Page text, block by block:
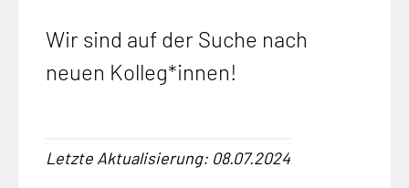
Wir sind auf der Suche nach
neuen Kolleg*innen!
Letzte Aktualisierung: 08.07.2024